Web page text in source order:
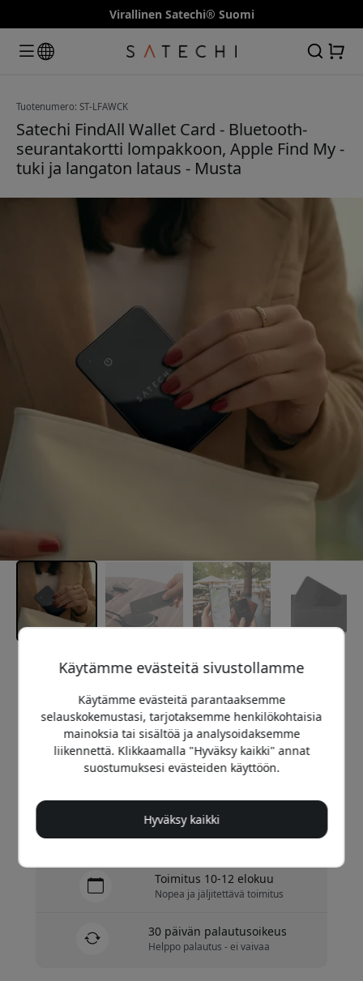
Virallinen Satechi® Suomi
Tuotenumero: ST-LFAWCK
Satechi FindAll Wallet Card - Bluetooth-
seurantakortti lompakkoon, Apple Find My -
tuki ja langaton lataus - Musta
Suositeltava hinta
34.99 EUR
Osta nyt
Varastossa - valmiina lähetettäväksi
Ilmainen toimitus alueella Suomi
Ei piilomaksuja
Toimitus 10-12 elokuu
Nopea ja jäljitettävä toimitus
30 päivän palautusoikeus
Helppo palautus - ei vaivaa
Käytämme evästeitä sivustollamme
Käytämme evästeitä parantaaksemme
selauskokemustasi, tarjotaksemme henkilökohtaisia
mainoksia tai sisältöä ja analysoidaksemme
liikennettä. Klikkaamalla "Hyväksy kaikki" annat
suostumuksesi evästeiden käyttöön.
Hyväksy kaikki